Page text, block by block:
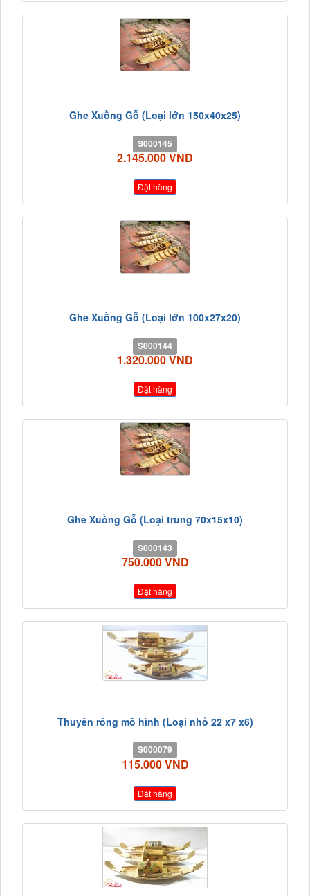
Ghe Xuồng Gỗ (Loại lớn 150x40x25)
S000145
2.145.000 VND
Đặt hàng
Ghe Xuồng Gỗ (Loại lớn 100x27x20)
S000144
1.320.000 VND
Đặt hàng
Ghe Xuồng Gỗ (Loại trung 70x15x10)
S000143
750.000 VND
Đặt hàng
Thuyền rồng mô hình (Loại nhỏ 22 x7 x6)
S000079
115.000 VND
Đặt hàng